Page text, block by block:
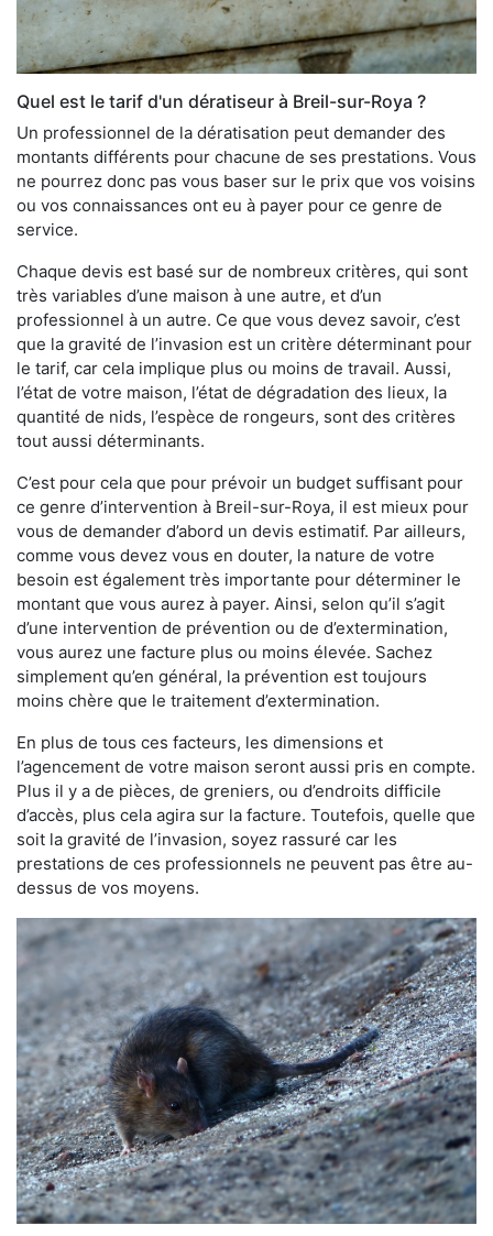
Quel est le tarif d'un dératiseur à Breil-sur-Roya ?
Un professionnel de la dératisation peut demander des
montants différents pour chacune de ses prestations. Vous
ne pourrez donc pas vous baser sur le prix que vos voisins
ou vos connaissances ont eu à payer pour ce genre de
service.
Chaque devis est basé sur de nombreux critères, qui sont
très variables d’une maison à une autre, et d’un
professionnel à un autre. Ce que vous devez savoir, c’est
que la gravité de l’invasion est un critère déterminant pour
le tarif, car cela implique plus ou moins de travail. Aussi,
l’état de votre maison, l’état de dégradation des lieux, la
quantité de nids, l’espèce de rongeurs, sont des critères
tout aussi déterminants.
C’est pour cela que pour prévoir un budget suffisant pour
ce genre d’intervention à Breil-sur-Roya, il est mieux pour
vous de demander d’abord un devis estimatif. Par ailleurs,
comme vous devez vous en douter, la nature de votre
besoin est également très importante pour déterminer le
montant que vous aurez à payer. Ainsi, selon qu’il s’agit
d’une intervention de prévention ou de d’extermination,
vous aurez une facture plus ou moins élevée. Sachez
simplement qu’en général, la prévention est toujours
moins chère que le traitement d’extermination.
En plus de tous ces facteurs, les dimensions et
l’agencement de votre maison seront aussi pris en compte.
Plus il y a de pièces, de greniers, ou d’endroits difficile
d’accès, plus cela agira sur la facture. Toutefois, quelle que
soit la gravité de l’invasion, soyez rassuré car les
prestations de ces professionnels ne peuvent pas être au-
dessus de vos moyens.